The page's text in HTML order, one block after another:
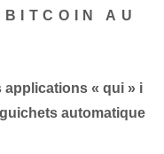
AU
applications « qui » i
automatique